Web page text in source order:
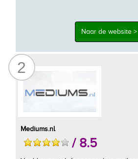
Naar de website >
2
Mediums.nl
/ 8.5